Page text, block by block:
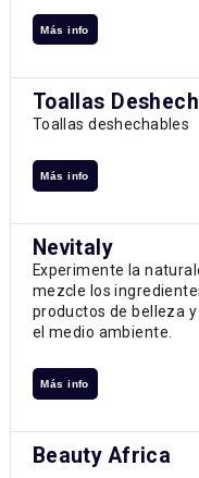
Más info
Toallas
Toallas deshechables
Más info
Nevitaly
Experimente la
mezcle los
productos de belleza
el medio ambiente.
Más info
Beauty Africa